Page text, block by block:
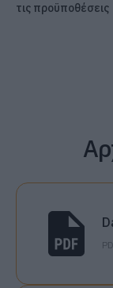
τις προϋποθέσεις